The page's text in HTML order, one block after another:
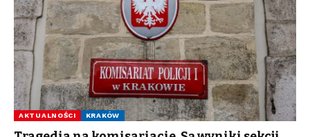
AKTUALNOŚCI KRAKÓW